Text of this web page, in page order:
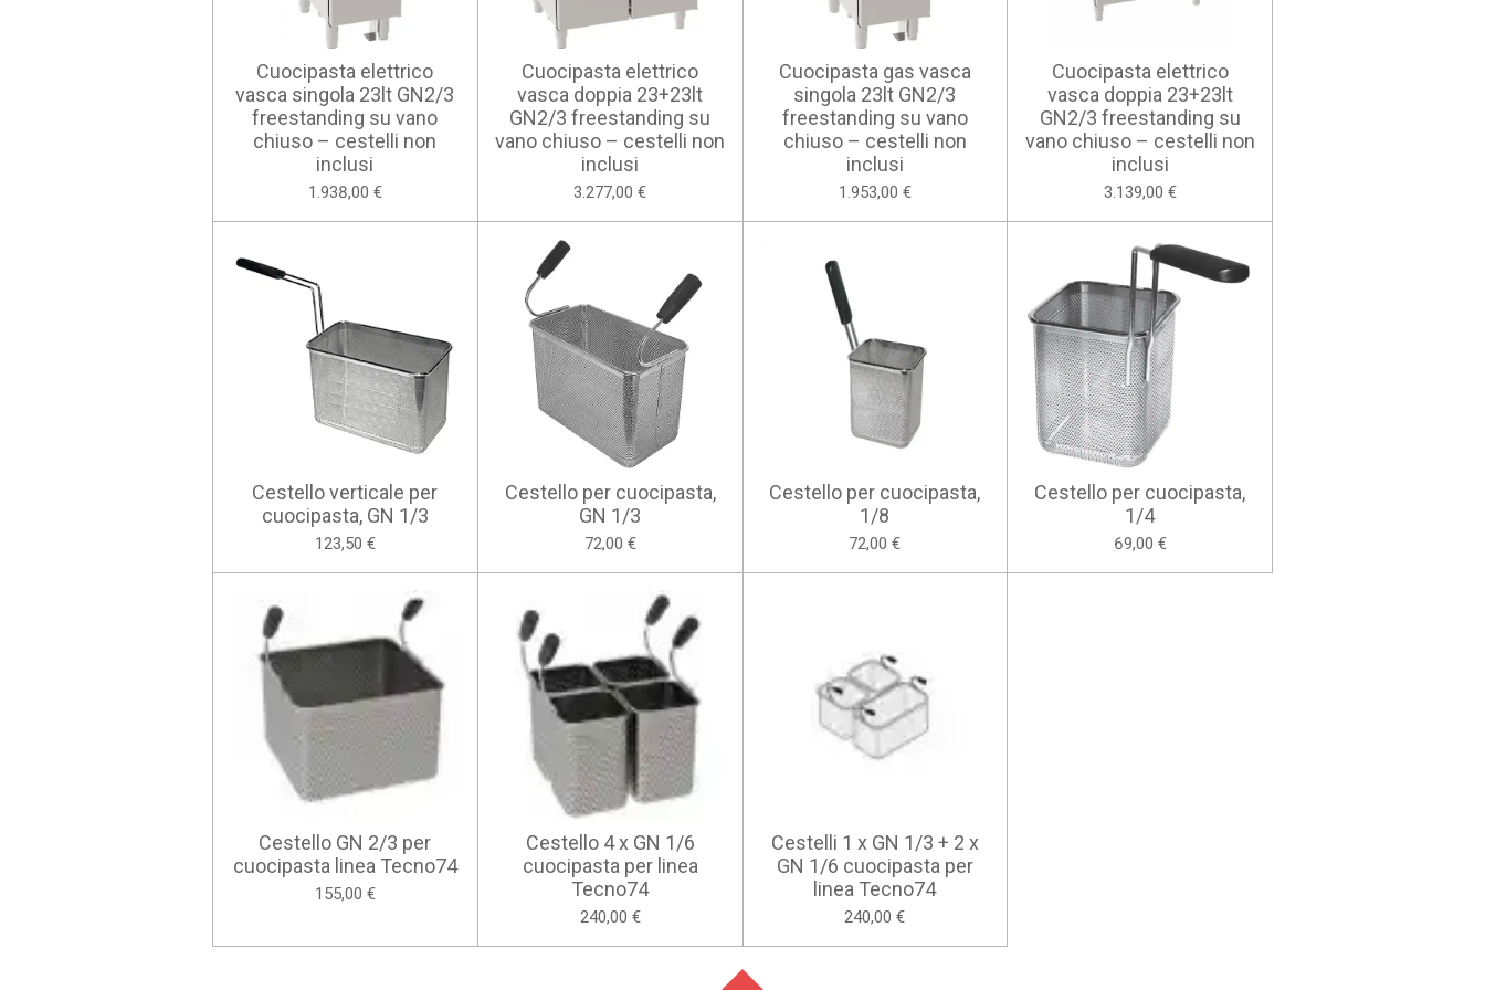
Cuocipasta elettrico
vasca singola 23lt GN2/3
freestanding su vano
chiuso – cestelli non
inclusi
1.938,00 €
Cuocipasta elettrico
vasca doppia 23+23lt
GN2/3 freestanding su
vano chiuso – cestelli non
inclusi
3.277,00 €
Cuocipasta gas vasca
singola 23lt GN2/3
freestanding su vano
chiuso – cestelli non
inclusi
1.953,00 €
Cuocipasta elettrico
vasca doppia 23+23lt
GN2/3 freestanding su
vano chiuso – cestelli non
inclusi
3.139,00 €
Cestello verticale per
cuocipasta, GN 1/3
123,50 €
Cestello per cuocipasta,
GN 1/3
72,00 €
Cestello per cuocipasta,
1/8
72,00 €
Cestello per cuocipasta,
1/4
69,00 €
Cestello GN 2/3 per
cuocipasta linea Tecno74
155,00 €
Cestello 4 x GN 1/6
cuocipasta per linea
Tecno74
240,00 €
Cestelli 1 x GN 1/3 + 2 x
GN 1/6 cuocipasta per
linea Tecno74
240,00 €